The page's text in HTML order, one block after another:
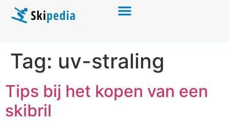
Tag: uv-straling
Tips bij het kopen van een
skibril